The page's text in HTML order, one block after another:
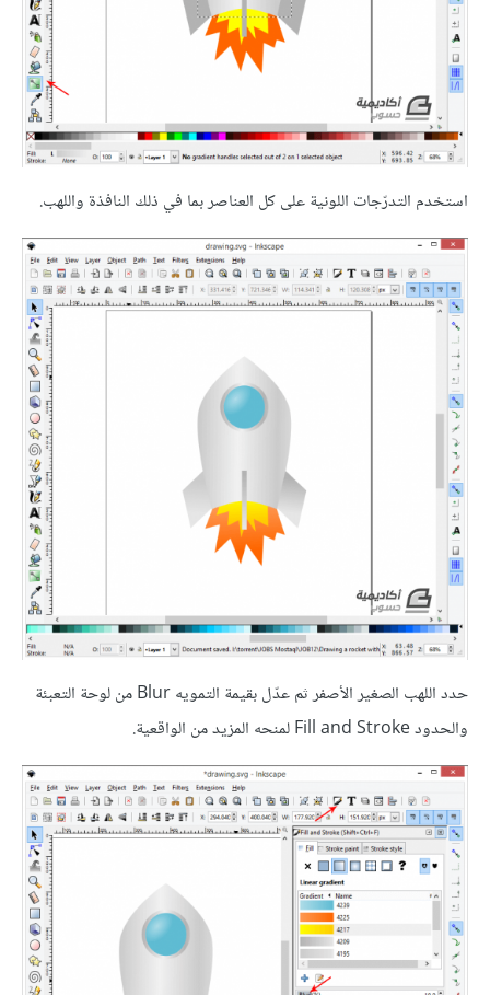
استخدم التدرّجات اللونية على كل العناصر بما في ذلك النافذة واللهب.
حدد اللهب الصغير الأصفر ثم عدّل بقيمة التمويه Blur من لوحة التعبئة
والحدود Fill and Stroke لمنحه المزيد من الواقعية.